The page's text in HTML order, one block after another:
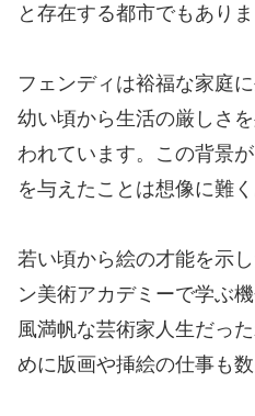
と存在する都市でもありま
フェンディは裕福な家庭
幼い頃から生活の厳しさ
われています。この背景
を与えたことは想像に難く
若い頃から絵の才能を示
ン美術アカデミーで学ぶ
風満帆な芸術家人生だっ
めに版画や挿絵の仕事も